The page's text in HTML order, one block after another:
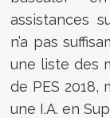
assistances
n’a pas
une liste des
de PES
une I.A. en